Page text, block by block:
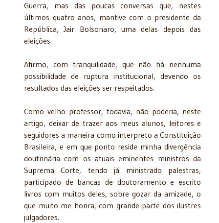
Guerra, mas das poucas conversas que, nestes
últimos quatro anos, mantive com o presidente da
República, Jair Bolsonaro, uma delas depois das
eleições.
Afirmo, com tranquilidade, que não há nenhuma
possibilidade de ruptura institucional, devendo os
resultados das eleições ser respeitados.
Como velho professor, todavia, não poderia, neste
artigo, deixar de trazer aos meus alunos, leitores e
seguidores a maneira como interpreto a Constituição
Brasileira, e em que ponto reside minha divergência
doutrinária com os atuais eminentes ministros da
Suprema Corte, tendo já ministrado palestras,
participado de bancas de doutoramento e escrito
livros com muitos deles, sobre gozar da amizade, o
que muito me honra, com grande parte dos ilustres
julgadores.